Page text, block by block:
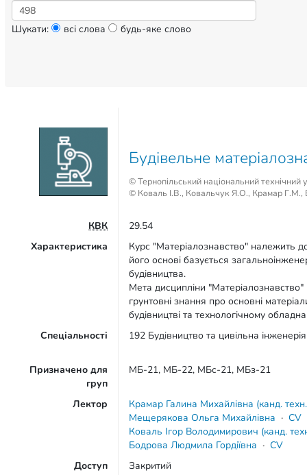
Шукати: всі слова будь-яке слово
Будівельне
© Тернопільський національний
© Коваль І.В., Ковальчук Я.О., Крамар Г.М.,
КВК
29.54
Характеристика
Курс "Матерiалознавство" належить
його основi базується
будівництва.
Мета дисципліни
грунтовні знання про основні
будівництві та технологічному
Спеціальності
192 Будівництво та цивільна
Призначено для
груп
МБ-21, МБ-22, МБс-21, МБз-21
Лектор
Крамар Галина Михайлівна (канд.
Мещерякова Ольга Михайлівна · CV
Коваль Ігор Володимирович (канд.
Бодрова Людмила Гордіївна · CV
Доступ
Закритий